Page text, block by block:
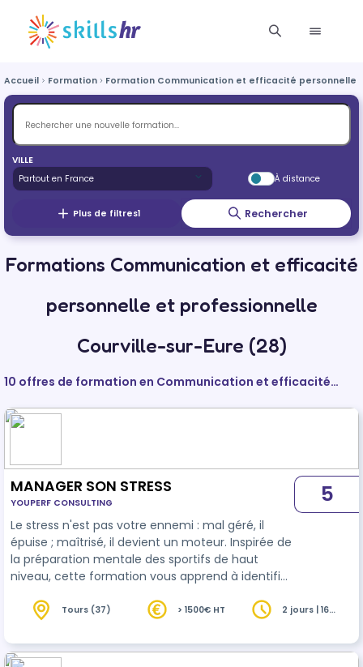
Accueil Formation Formation Communication et efficacité personnelle
VILLE
À distance
Plus de filtres1 Rechercher
Formations Communication et efficacité
personnelle et professionnelle
Courville-sur-Eure (28)
10 offres de formation en Communication et efficacité
personnelle et professionnelle
MANAGER SON STRESS
YOUPERF CONSULTING
Le stress n'est pas votre ennemi : mal géré, il
épuise ; maîtrisé, il devient un moteur. Inspirée de
la préparation mentale des sportifs de haut
niveau, cette formation vous apprend à identifier
énergie et lucidité, même dans les moments
5
Tours (37) > 1500€ HT
2 jours | 16